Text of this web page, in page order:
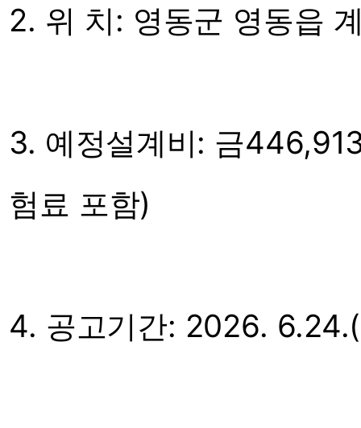
2. 위 치: 영동군 영동읍
3. 예정설계비: 금
험료 포함)
4. 공고기간: 2026.